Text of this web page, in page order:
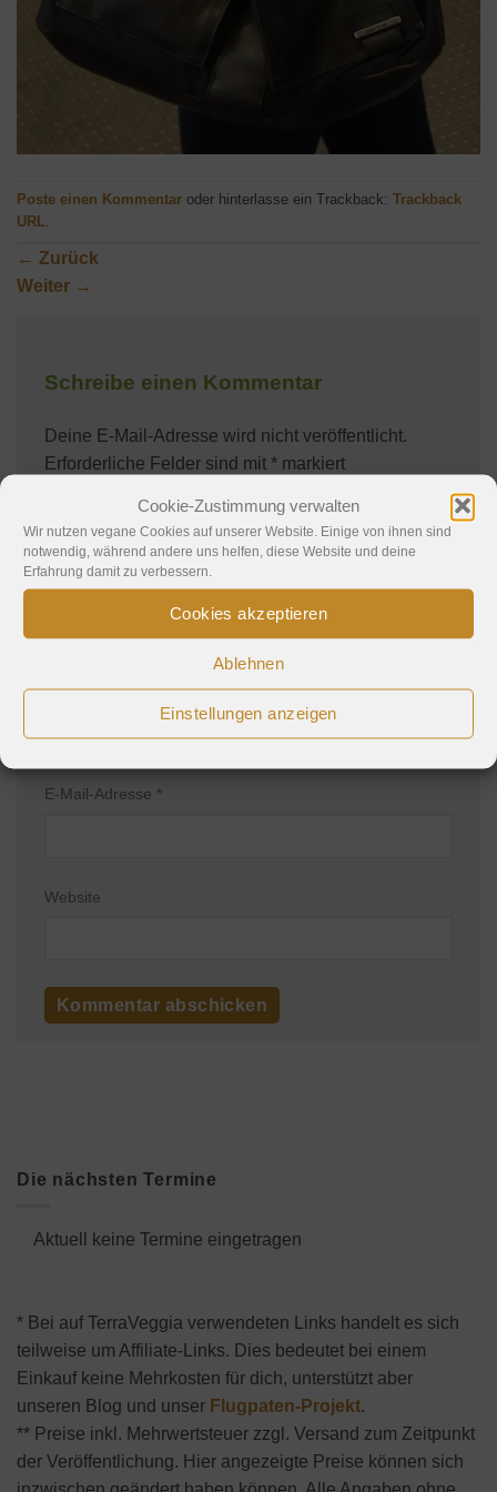
Cookie-Zustimmung verwalten
Wir nutzen vegane Cookies auf unserer Website. Einige von ihnen sind
notwendig, während andere uns helfen, diese Website und deine
Erfahrung damit zu verbessern.
Cookies akzeptieren
Ablehnen
Einstellungen anzeigen
Poste einen Kommentar oder hinterlasse ein Trackback: Trackback
URL.
← Zurück
Weiter →
Schreibe einen Kommentar
Deine E-Mail-Adresse wird nicht veröffentlicht.
Erforderliche Felder sind mit * markiert
Name*
E-Mail-Adresse *
Website
Die nächsten Termine
Aktuell keine Termine eingetragen
* Bei auf TerraVeggia verwendeten Links handelt es sich
teilweise um Affiliate-Links. Dies bedeutet bei einem
Einkauf keine Mehrkosten für dich, unterstützt aber
unseren Blog und unser Flugpaten-Projekt.
** Preise inkl. Mehrwertsteuer zzgl. Versand zum Zeitpunkt
der Veröffentlichung. Hier angezeigte Preise können sich